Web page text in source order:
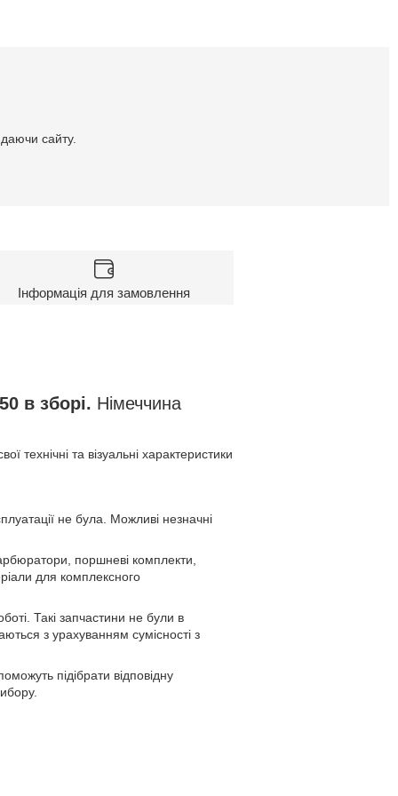
сайту.
Інформація для замовлення
в зборі. Німеччина
технічні та візуальні характеристики
не була. Можливі незначні
поршневі комплекти,
для комплексного
Такі запчастини не були в
з урахуванням сумісності з
підібрати відповідну